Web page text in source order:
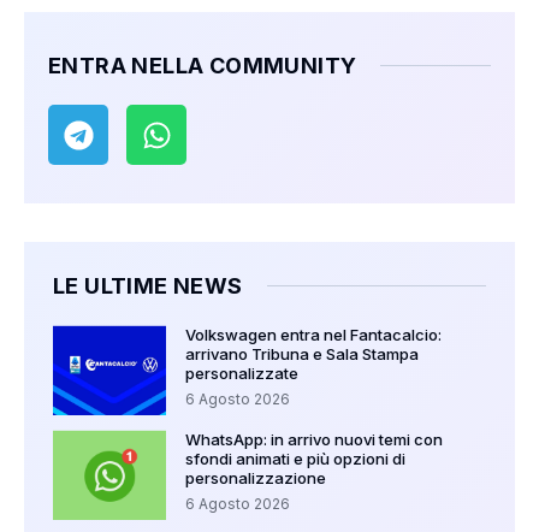
ENTRA NELLA COMMUNITY
LE ULTIME NEWS
Volkswagen entra nel Fantacalcio:
arrivano Tribuna e Sala Stampa
personalizzate
6 Agosto 2026
WhatsApp: in arrivo nuovi temi con
sfondi animati e più opzioni di
personalizzazione
6 Agosto 2026